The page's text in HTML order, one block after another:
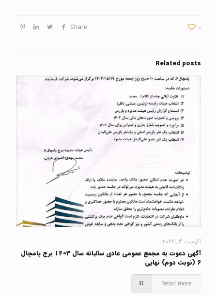
Share 0
Related posts
آگوست 3, 2024
آگهی دعوت به مجمع عمومی عادی سالیانه سال 1403 برج پامچال
۶ (نوبت دوم) نهایی
Read more